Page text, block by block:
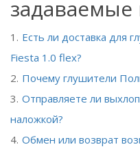
Есть ли доставка для
Fiesta 1.0 flex?
Почему глушители
Отправляете ли
наложкой?
Обмен или возврат